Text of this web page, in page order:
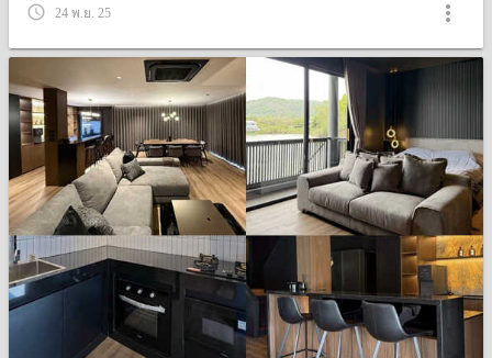
query_builder 24 พ.ย. 25 more_vert